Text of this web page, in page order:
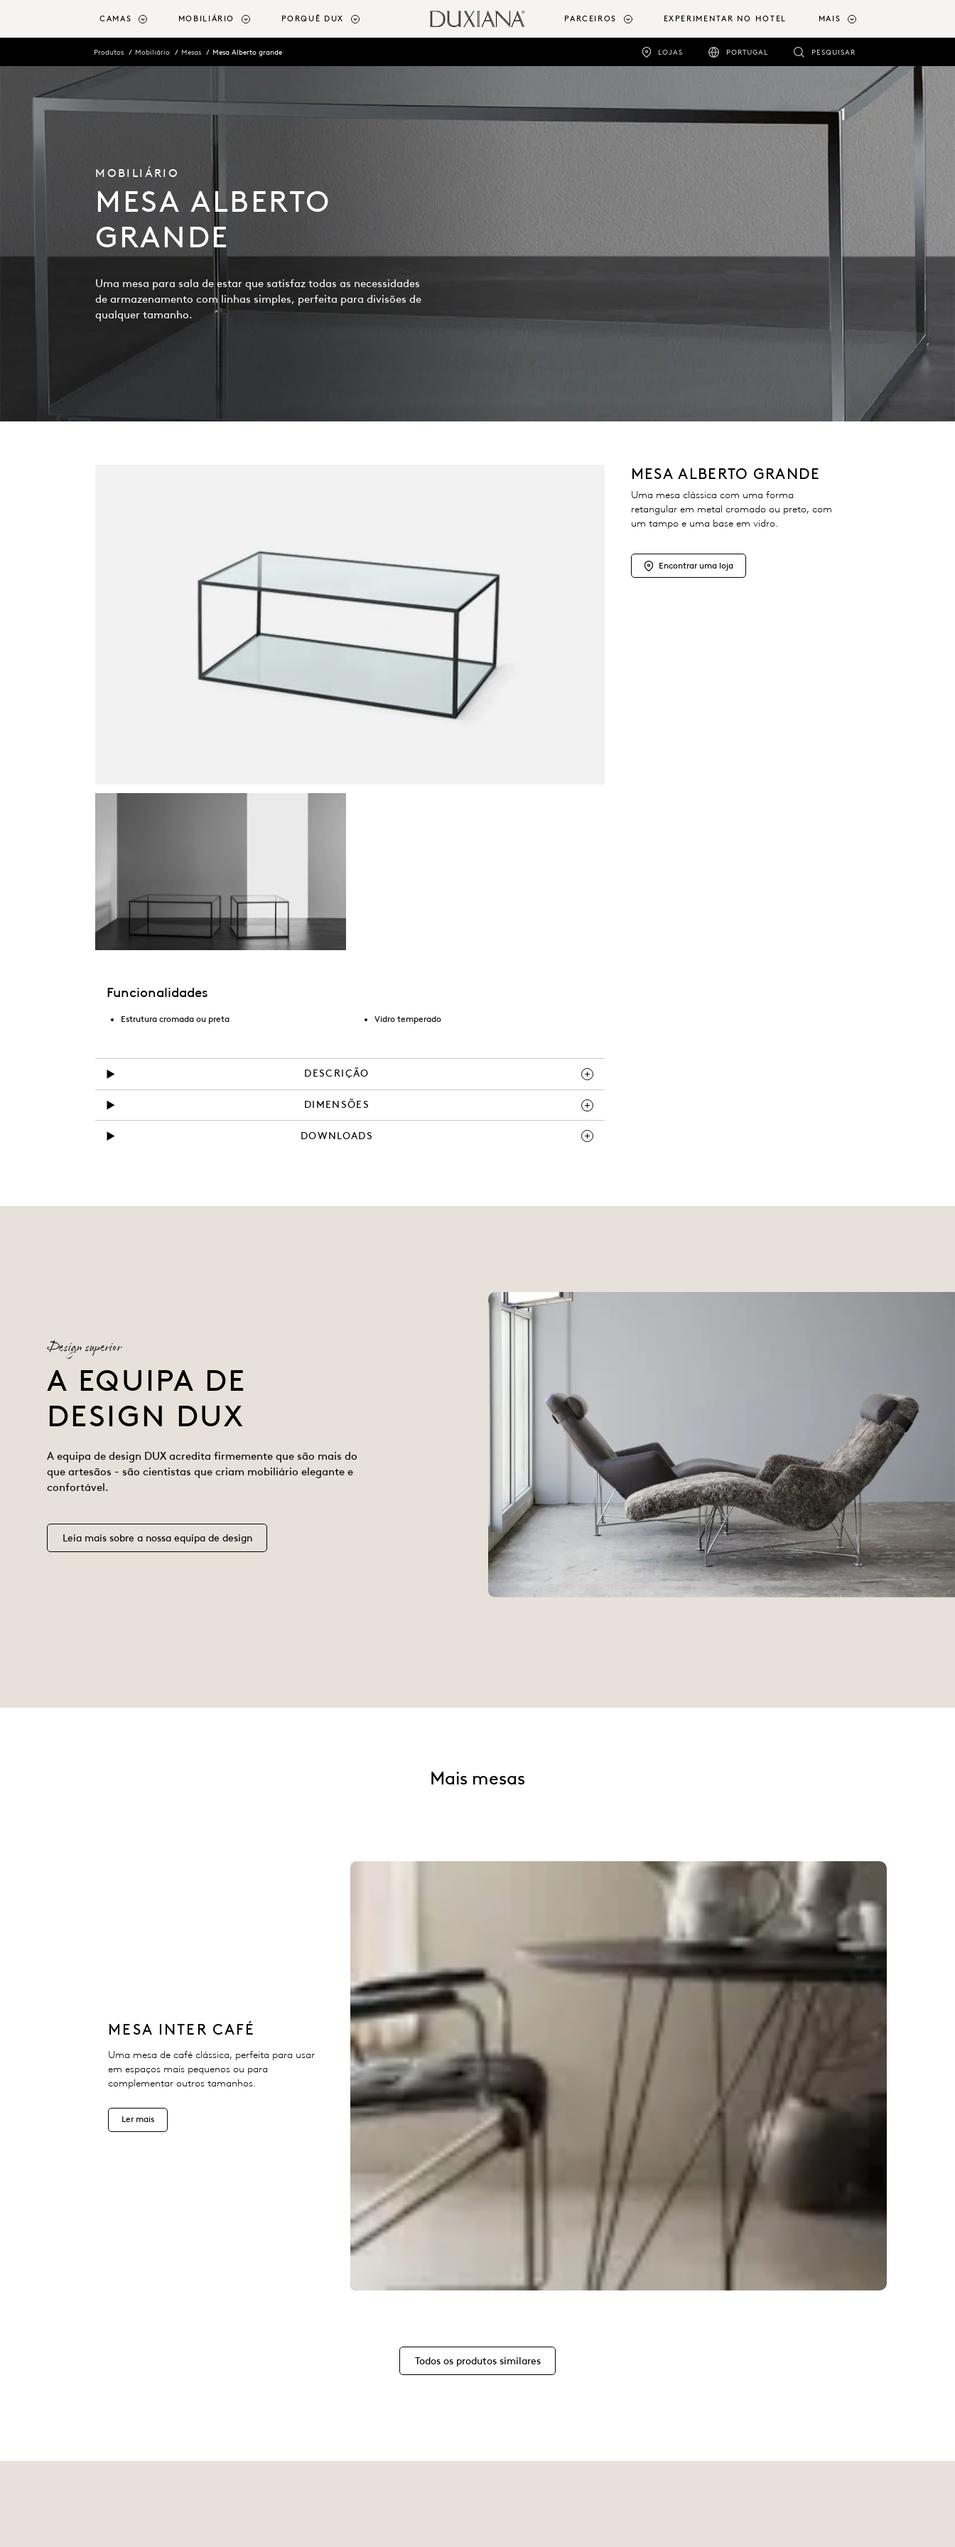
CAMAS MOBILIÁRIO PORQUÊ DUX PARCEIROS EXPERIMENTAR NO HOTEL MAIS
LOJAS PORTUGAL PESQUISAR
Produtos Mobiliário Mesas Mesa Alberto grande
MOBILIÁRIO
MESA ALBERTO
GRANDE
Uma mesa para sala de estar que satisfaz todas as necessidades
de armazenamento com linhas simples, perfeita para divisões de
qualquer tamanho.
Funcionalidades
Estrutura cromada ou preta Vidro temperado
DESCRIÇÃO
DIMENSÕES
DOWNLOADS
MESA ALBERTO GRANDE
Uma mesa clássica com uma forma
retangular em metal cromado ou preto, com
um tampo e uma base em vidro.
Encontrar uma loja
Design superior
A EQUIPA DE
DESIGN DUX
A equipa de design DUX acredita firmemente que são mais do
que artesãos - são cientistas que criam mobiliário elegante e
confortável.
Leia mais sobre a nossa equipa de design
Mais mesas
MESA INTER CAFÉ
Uma mesa de café clássica, perfeita para usar
em espaços mais pequenos ou para
complementar outros tamanhos.
Ler mais
Todos os produtos similares